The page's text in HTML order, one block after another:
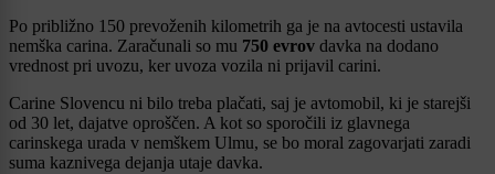
Po približno 150 prevoženih kilometrih ga je na avtocesti ustavila
nemška carina. Zaračunali so mu 750 evrov davka na dodano
vrednost pri uvozu, ker uvoza vozila ni prijavil carini.
Carine Slovencu ni bilo treba plačati, saj je avtomobil, ki je starejši
od 30 let, dajatve oproščen. A kot so sporočili iz glavnega
carinskega urada v nemškem Ulmu, se bo moral zagovarjati zaradi
suma kaznivega dejanja utaje davka.